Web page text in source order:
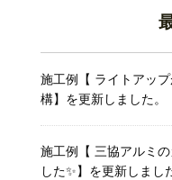
施工例【 ライトアッ
構】を更新しました。
施工例【 三協アルミ
した✨】を更新しまし